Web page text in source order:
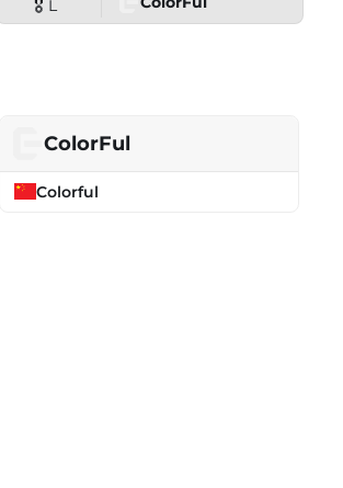
🎖 L
ColorFul
Colorful